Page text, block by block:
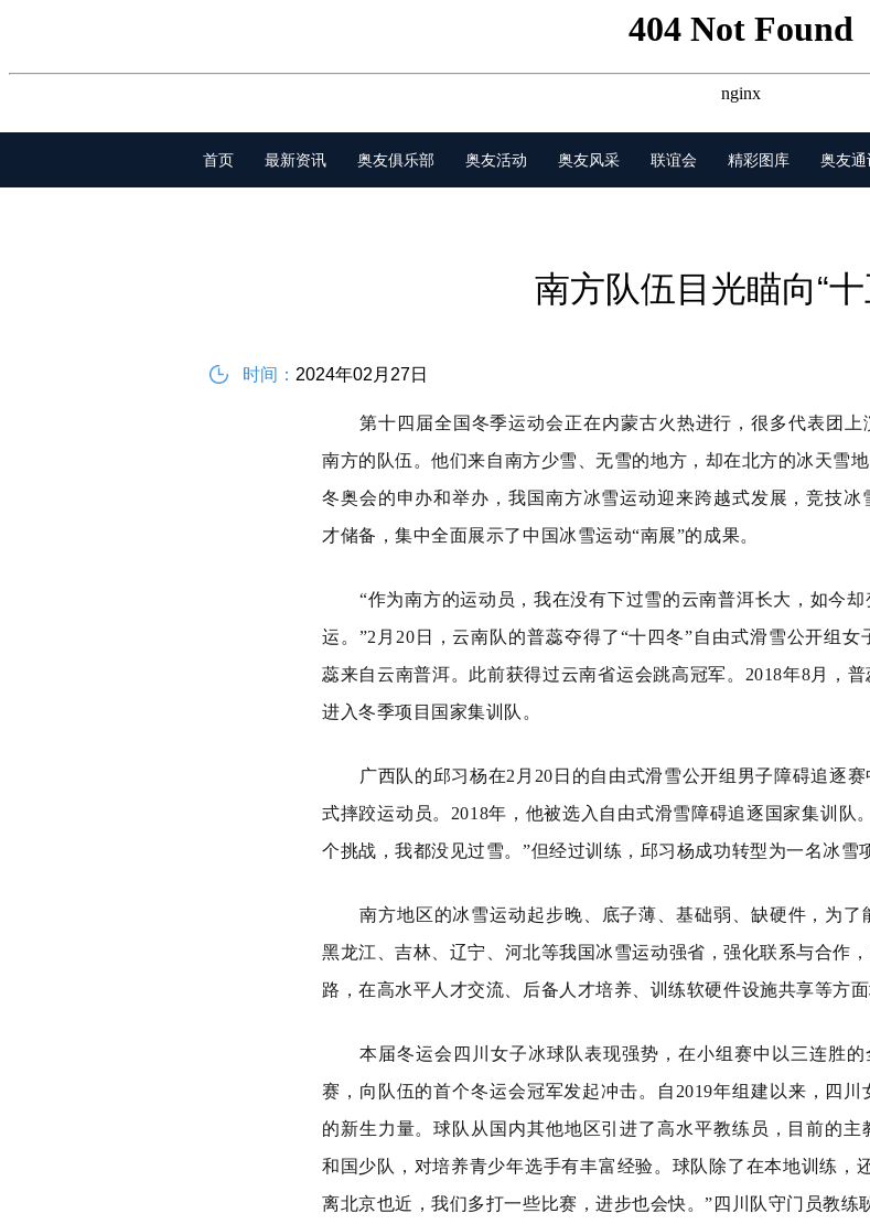
首页 最新资讯 奥友俱乐部 奥友活动 奥友风采 联谊会 精彩图库 奥友通
南方队伍目光瞄向“十
时间： 2024年02月27日
第十四届全国冬季运动会正在内蒙古火热进行，很多代表团上
南方的队伍。他们来自南方少雪、无雪的地方，却在北方的冰天雪
冬奥会的申办和举办，我国南方冰雪运动迎来跨越式发展，竞技冰
才储备，集中全面展示了中国冰雪运动“南展”的成果。
“作为南方的运动员，我在没有下过雪的云南普洱长大，如今
运。”2月20日，云南队的普蕊夺得了“十四冬”自由式滑雪公开组
蕊来自云南普洱。此前获得过云南省运会跳高冠军。2018年8月，
进入冬季项目国家集训队。
广西队的邱习杨在2月20日的自由式滑雪公开组男子障碍追逐
式摔跤运动员。2018年，他被选入自由式滑雪障碍追逐国家集训队
个挑战，我都没见过雪。”但经过训练，邱习杨成功转型为一名冰雪
南方地区的冰雪运动起步晚、底子薄、基础弱、缺硬件，为
黑龙江、吉林、辽宁、河北等我国冰雪运动强省，强化联系与合作
路，在高水平人才交流、后备人才培养、训练软硬件设施共享等方面
本届冬运会四川女子冰球队表现强势，在小组赛中以三连胜
赛，向队伍的首个冬运会冠军发起冲击。自2019年组建以来，四
的新生力量。球队从国内其他地区引进了高水平教练员，目前的
和国少队，对培养青少年选手有丰富经验。球队除了在本地训练，
离北京也近，我们多打一些比赛，进步也会快。”四川队守门员教练